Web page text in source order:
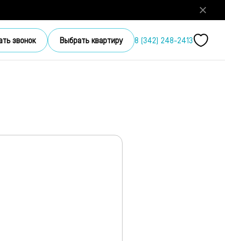
звонок Выбрать квартиру 8 (342) 248-2413